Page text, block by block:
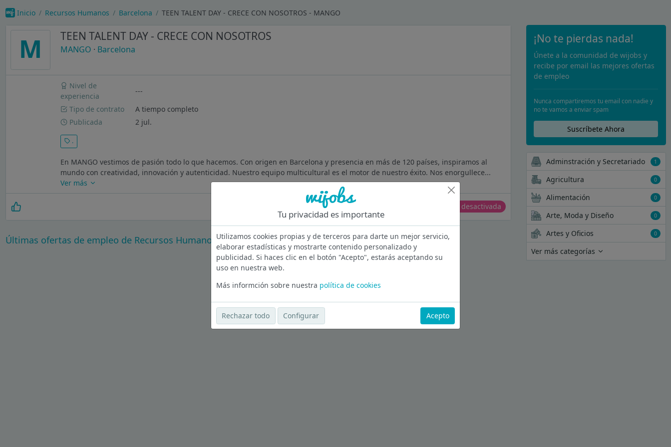
Inicio Recursos Humanos Barcelona TEEN TALENT DAY - CRECE CON NOSOTROS - MANGO
M TEEN TALENT DAY - CRECE CON NOSOTROS
MANGO · Barcelona
Nivel de
experiencia
---
Tipo de contrato
A tiempo completo
Publicada
2 jul.
.
En MANGO vestimos de pasión todo lo que hacemos. Con origen en Barcelona y presencia en más de 120 países, inspiramos al
mundo con creatividad, innovación y autenticidad. Nuestro equipo multicultural es el motor de nuestro éxito. Nos enorgullece...
Ver más
Oferta desactivada
Últimas ofertas de empleo de Recursos Humanos en Barcelona
Ver más ofertas
¡No te pierdas nada!
Únete a la comunidad de wijobs y
recibe por email las mejores ofertas
de empleo
Nunca compartiremos tu email con nadie y
no te vamos a enviar spam
Suscríbete Ahora
Adminstración y Secretariado 1
Agricultura 0
Alimentación 0
Arte, Moda y Diseño 0
Artes y Oficios 0
Ver más categorías
Tu privacidad es importante
Utilizamos cookies propias y de terceros para darte un mejor servicio,
elaborar estadísticas y mostrarte contenido personalizado y
publicidad. Si haces clic en el botón "Acepto", estarás aceptando su
uso en nuestra web.
Más informción sobre nuestra política de cookies
Rechazar todo Configurar Acepto